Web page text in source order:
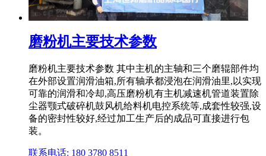
磨粉机主要技术参数
磨粉机主要技术参数 其中主机的主轴和三个磨辊部件均
在外部设置润滑油箱,所有轴承都浸泡在润滑油里,以实现
可靠的润滑和冷却,高压磨粉机有主机减速机管道装置除
尘器颚式破碎机鼓风机给料机电控系统等,成套性较强,设
备的密封性较好,经过加工生产后的成品可直接进行包
装。
联系电话: 180 3780 8511